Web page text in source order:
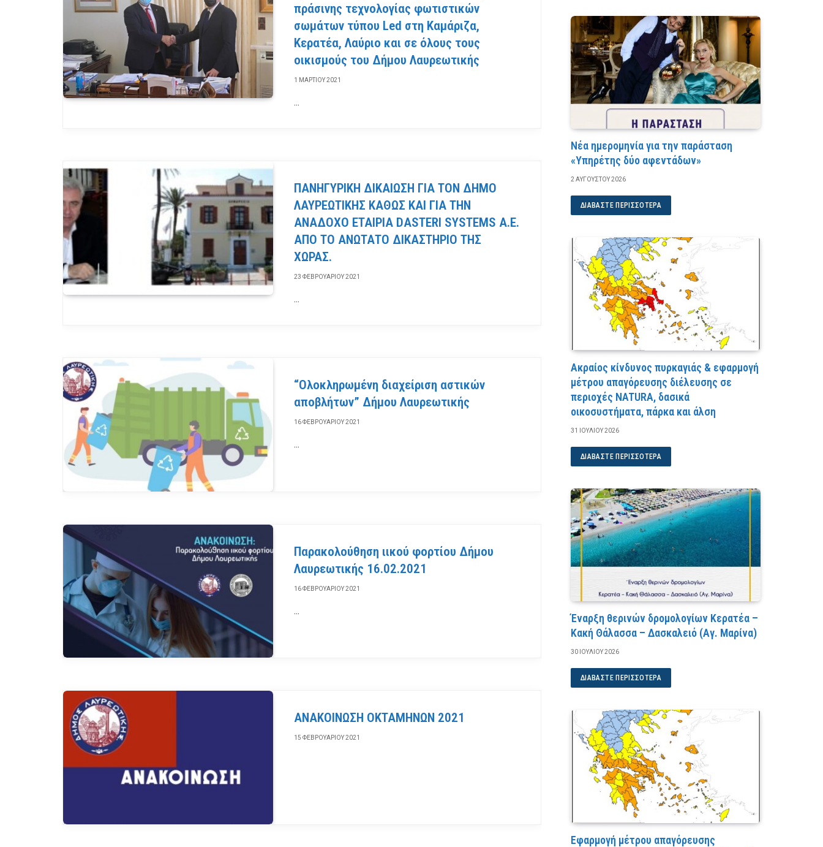
πράσινης τεχνολογίας φωτιστικών
σωμάτων τύπου Led στη Καμάριζα,
Κερατέα, Λαύριο και σε όλους τους
οικισμούς του Δήμου Λαυρεωτικής
1 ΜΑΡΤΊΟΥ 2021
…
ΠΑΝΗΓΥΡΙΚΗ ΔΙΚΑΙΩΣΗ ΓΙΑ ΤΟΝ ΔΗΜΟ
ΛΑΥΡΕΩΤΙΚΗΣ ΚΑΘΩΣ ΚΑΙ ΓΙΑ ΤΗΝ
ΑΝΑΔΟΧΟ ΕΤΑΙΡΙΑ DASTERI SYSTEMS A.E.
ΑΠΟ ΤΟ ΑΝΩΤΑΤΟ ΔΙΚΑΣΤΗΡΙΟ ΤΗΣ
ΧΩΡΑΣ.
23 ΦΕΒΡΟΥΑΡΊΟΥ 2021
…
“Ολοκληρωμένη διαχείριση αστικών
αποβλήτων” Δήμου Λαυρεωτικής
16 ΦΕΒΡΟΥΑΡΊΟΥ 2021
…
Παρακολούθηση ιικού φορτίου Δήμου
Λαυρεωτικής 16.02.2021
16 ΦΕΒΡΟΥΑΡΊΟΥ 2021
ΑΝΑΚΟΙΝΩΣΗ ΟΚΤΑΜΗΝΩΝ 2021
15 ΦΕΒΡΟΥΑΡΊΟΥ 2021
Νέα ημερομηνία για την παράσταση
«Υπηρέτης δύο αφεντάδων»
2 ΑΥΓΟΎΣΤΟΥ 2026
ΔΙΑΒΆΣΤΕ ΠΕΡΙΣΣΌΤΕΡΑ
Ακραίος κίνδυνος πυρκαγιάς & εφαρμογή
μέτρου απαγόρευσης διέλευσης σε
περιοχές NATURA, δασικά
οικοσυστήματα, πάρκα και άλση
31 ΙΟΥΛΊΟΥ 2026
ΔΙΑΒΆΣΤΕ ΠΕΡΙΣΣΌΤΕΡΑ
Έναρξη θερινών δρομολογίων Κερατέα –
Κακή Θάλασσα – Δασκαλειό (Αγ. Μαρίνα)
30 ΙΟΥΛΊΟΥ 2026
ΔΙΑΒΆΣΤΕ ΠΕΡΙΣΣΌΤΕΡΑ
Εφαρμογή μέτρου απαγόρευσης